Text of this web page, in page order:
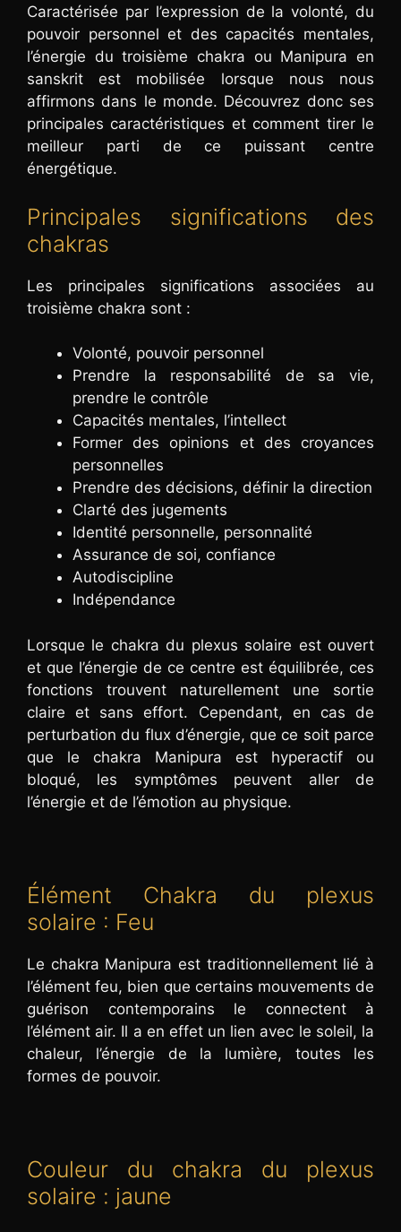
Caractérisée par l’expression de la volonté, du
pouvoir personnel et des capacités mentales,
l’énergie du troisième chakra ou Manipura en
sanskrit est mobilisée lorsque nous nous
affirmons dans le monde. Découvrez donc ses
principales caractéristiques et comment tirer le
meilleur parti de ce puissant centre
énergétique.
Principales significations des
chakras
Les principales significations associées au
troisième chakra sont :
Volonté, pouvoir personnel
Prendre la responsabilité de sa vie,
prendre le contrôle
Capacités mentales, l’intellect
Former des opinions et des croyances
personnelles
Prendre des décisions, définir la direction
Clarté des jugements
Identité personnelle, personnalité
Assurance de soi, confiance
Autodiscipline
Indépendance
Lorsque le chakra du plexus solaire est ouvert
et que l’énergie de ce centre est équilibrée, ces
fonctions trouvent naturellement une sortie
claire et sans effort. Cependant, en cas de
perturbation du flux d’énergie, que ce soit parce
que le chakra Manipura est hyperactif ou
bloqué, les symptômes peuvent aller de
l’énergie et de l’émotion au physique.
Élément Chakra du plexus
solaire : Feu
Le chakra Manipura est traditionnellement lié à
l’élément feu, bien que certains mouvements de
guérison contemporains le connectent à
l’élément air. Il a en effet un lien avec le soleil, la
chaleur, l’énergie de la lumière, toutes les
formes de pouvoir.
Couleur du chakra du plexus
solaire : jaune